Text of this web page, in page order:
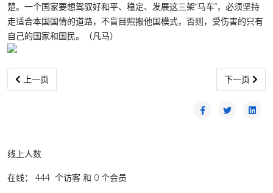
楚。一个国家要想驾驭好和平、稳定、发展这三架“马车”，必须坚持
走适合本国国情的道路，不盲目照搬他国模式，否则，受伤害的只有
自己的国家和国民。（凡马）
上一篇文章: 江山不变，民联疲倦
上一页 下一篇文章:
下一页
线上人数
在线： 444 个访客 和 0 个会员